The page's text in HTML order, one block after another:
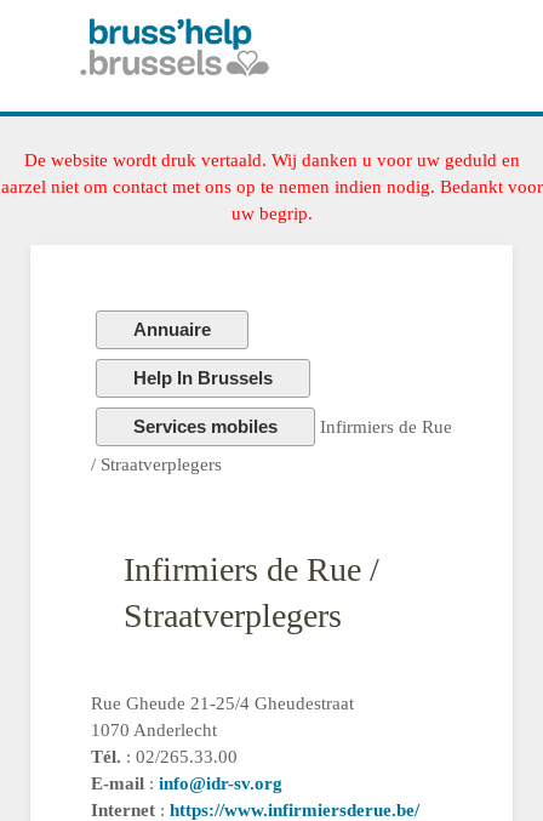
De website wordt druk vertaald. Wij danken u voor uw geduld en
aarzel niet om contact met ons op te nemen indien nodig. Bedankt voor
uw begrip.
Annuaire
Help In Brussels
Services mobiles
Infirmiers de Rue
/ Straatverplegers
Infirmiers de Rue /
Straatverplegers
Rue Gheude 21-25/4 Gheudestraat
1070 Anderlecht
Tél. : 02/265.33.00
E-mail : info@idr-sv.org
Internet : https://www.infirmiersderue.be/